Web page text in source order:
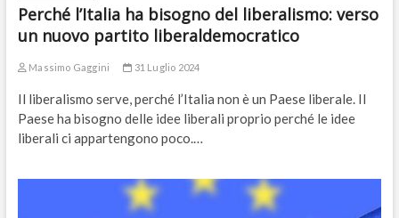
Perché l’Italia ha bisogno del liberalismo: verso
un nuovo partito liberaldemocratico
Massimo Gaggini 31 Luglio 2024
Il liberalismo serve, perché l’Italia non è un Paese liberale. Il
Paese ha bisogno delle idee liberali proprio perché le idee
liberali ci appartengono poco.…